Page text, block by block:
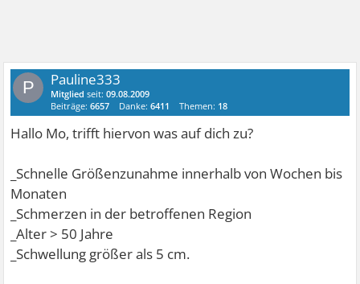
P Pauline333
Mitglied seit:09.08.2009
Beiträge:6657 Danke:6411 Themen: 18
Hallo Mo, trifft hiervon was auf dich zu?
_Schnelle Größenzunahme innerhalb von Wochen bis
Monaten
_Schmerzen in der betroffenen Region
_Alter > 50 Jahre
_Schwellung größer als 5 cm.